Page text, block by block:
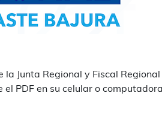
la Junta Regional y Fiscal
el PDF en su celular o